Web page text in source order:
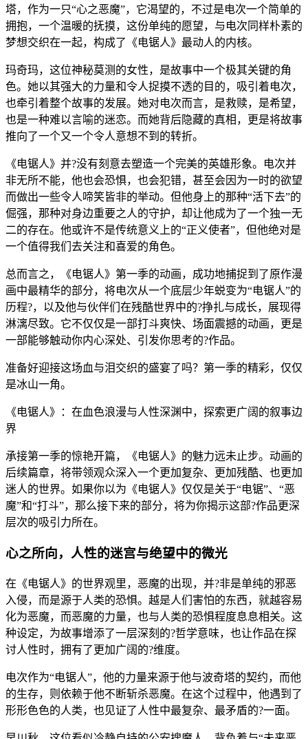
塔，作为一只“心之恶魔”，它渴望的，不过是电次一个简单的
拥抱，一个温暖的抚摸，这份单纯的愿望，与电次同样朴素的
梦想交织在一起，构成了《电锯人》最动人的内核。
玛奇玛，这位神秘莫测的女性，是故事中一个极其关键的角
色。她以其强大的力量和令人捉摸不透的目的，吸引着电次，
也牵引着整个故事的发展。她对电次而言，是救赎，是希望，
也是一种难以言喻的迷恋。而她背后隐藏的真相，更是将故事
推向了一个又一个令人意想不到的转折。
《电锯人》并?没有刻意去塑造一个完美的英雄形象。电次并
非无所不能，他也会恐惧，也会犯错，甚至会因为一时的欲望
而做出一些令人啼笑皆非的举动。但他身上的那种“活下去”的
倔强，那种对身边重要之人的守护，却让他成为了一个独一无
二的存在。他或许不是传统意义上的“正义使者”，但他绝对是
一个值得我们去关注和喜爱的角色。
总而言之，《电锯人》第一季的动画，成功地捕捉到了原作漫
画中最精华的部分，将电次从一个底层少年蜕变为“电锯人”的
历程?，以及他与伙伴们在残酷世界中的?挣扎与成长，展现得
淋漓尽致。它不仅仅是一部打斗爽快、场面震撼的动画，更是
一部能够触动你内心深处、引发你思考的?作品。
准备好迎接这场血与泪交织的盛宴了吗？第一季的精彩，仅仅
是冰山一角。
《电锯人》：在血色浪漫与人性深渊中，探索更广阔的叙事边
界
承接第一季的惊艳开篇，《电锯人》的魅力远未止步。动画的
后续篇章，将带领观众深入一个更加复杂、更加残酷、也更加
迷人的世界。如果你以为《电锯人》仅仅是关于“电锯”、“恶
魔”和“打斗”，那么接下来的部分，将为你揭示这部?作品更深
层次的吸引力所在。
心之所向，人性的迷宫与绝望中的微光
在《电锯人》的世界观里，恶魔的出现，并?非是单纯的邪恶
入侵，而是源于人类的恐惧。越是人们害怕的东西，就越容易
化为恶魔，而恶魔的力量，也与人类的恐惧程度息息相关。这
种设定，为故事增添了一层深刻的?哲学意味，也让作品在探
讨人性时，拥有了更加广阔的?维度。
电次作为“电锯人”，他的力量来源于他与波奇塔的契约，而他
的生存，则依赖于他不断斩杀恶魔。在这个过程中，他遇到了
形形色色的人类，也见证了人性中最复杂、最矛盾的?一面。